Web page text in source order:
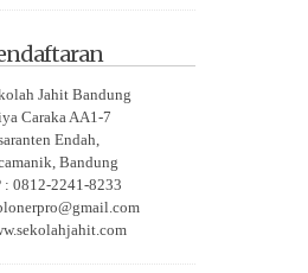
Jahit Bandung
Caraka AA1-7
Endah,
Bandung
: 0812-2241-8233